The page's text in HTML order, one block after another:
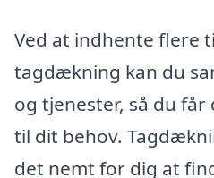
Ved at indhente flere
tagdækning kan du
og tjenester, så du
til dit behov.
det nemt for dig at